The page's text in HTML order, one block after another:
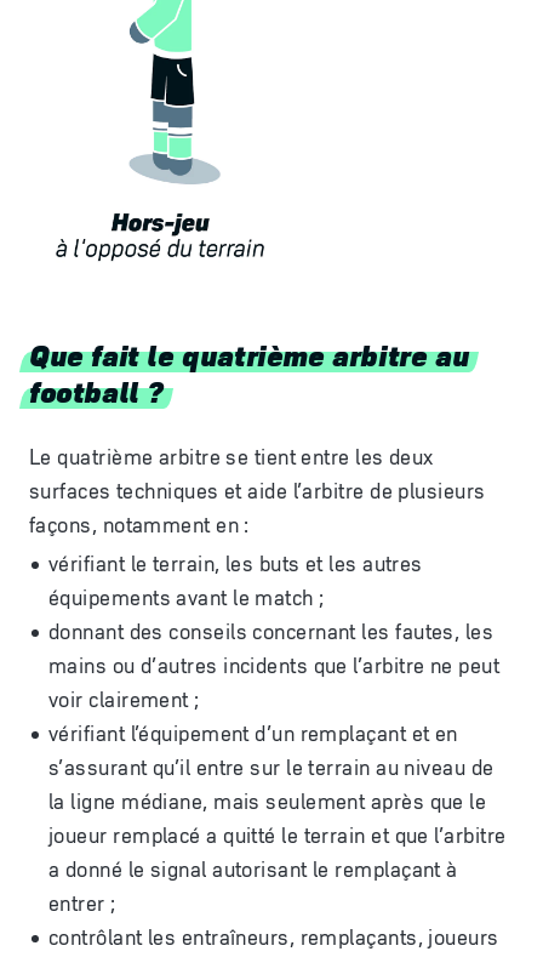
Que fait le quatrième arbitre au
football ?
Le quatrième arbitre se tient entre les deux
surfaces techniques et aide l’arbitre de plusieurs
façons, notamment en :
vérifiant le terrain, les buts et les autres
équipements avant le match ;
donnant des conseils concernant les fautes, les
mains ou d’autres incidents que l’arbitre ne peut
voir clairement ;
vérifiant l’équipement d’un remplaçant et en
s’assurant qu’il entre sur le terrain au niveau de
la ligne médiane, mais seulement après que le
joueur remplacé a quitté le terrain et que l’arbitre
a donné le signal autorisant le remplaçant à
entrer ;
contrôlant les entraîneurs, remplaçants, joueurs